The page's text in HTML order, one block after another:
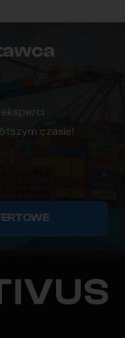
czasie!